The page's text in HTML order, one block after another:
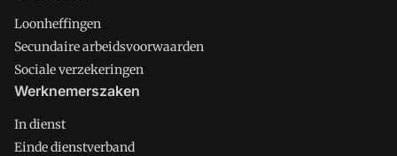
Loonheffingen
Secundaire arbeidsvoorwaarden
Sociale verzekeringen
Werknemerszaken
In dienst
Einde dienstverband